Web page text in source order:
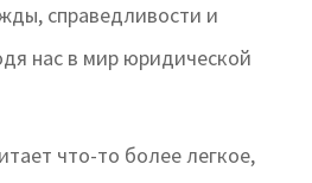
справедливости и
нас в мир юридической
что-то более легкое,